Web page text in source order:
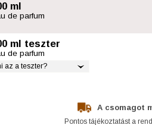
ml
de parfum
ml teszter
de parfum
az a teszter?
A csomagot
Pontos tájékoztatást a